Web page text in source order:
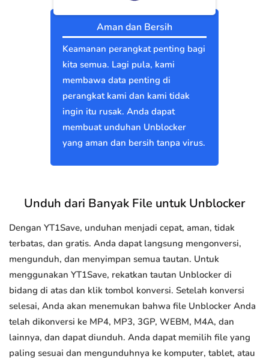
Aman dan Bersih
Keamanan perangkat penting bagi
kita semua. Lagi pula, kami
membawa data penting di
perangkat kami dan kami tidak
ingin itu rusak. Anda dapat
membuat unduhan Unblocker
yang aman dan bersih tanpa virus.
Unduh dari Banyak File untuk Unblocker
Dengan YT1Save, unduhan menjadi cepat, aman, tidak
terbatas, dan gratis. Anda dapat langsung mengonversi,
mengunduh, dan menyimpan semua tautan. Untuk
menggunakan YT1Save, rekatkan tautan Unblocker di
bidang di atas dan klik tombol konversi. Setelah konversi
selesai, Anda akan menemukan bahwa file Unblocker Anda
telah dikonversi ke MP4, MP3, 3GP, WEBM, M4A, dan
lainnya, dan dapat diunduh. Anda dapat memilih file yang
paling sesuai dan mengunduhnya ke komputer, tablet, atau